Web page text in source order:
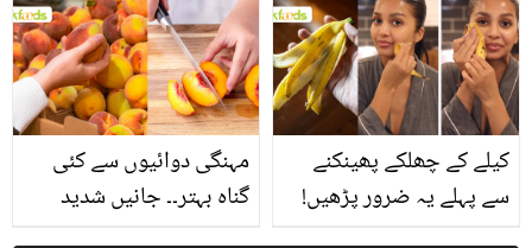
سے متعلق غلط فہمیوں کی
حقیقت کیا ہے اور افواہ
کیا؟
بتائے راز
مہنگی دوائیوں سے کئی
گناہ بہتر۔۔ جانیں شدید
کیلے کے چھلکے پھینکنے
سے پہلے یہ ضرور پڑھیں!